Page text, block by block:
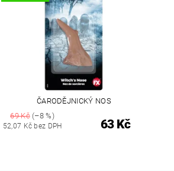
ČARODĚJNICKÝ NOS
69 Kč(–8 %)
52,07 Kč bez DPH 63 Kč